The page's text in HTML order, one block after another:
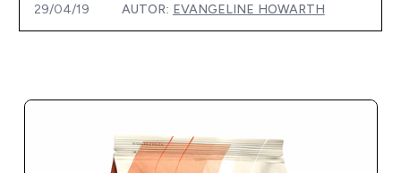
29/04/19 AUTOR: EVANGELINE HOWARTH